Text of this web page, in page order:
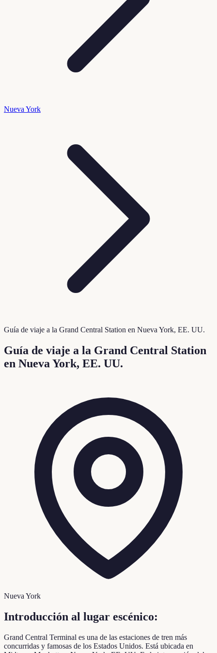
Nueva York
Guía de viaje a la Grand Central Station en Nueva York, EE. UU.
Guía de viaje a la Grand Central Station
en Nueva York, EE. UU.
Nueva York
Introducción al lugar escénico:
Grand Central Terminal es una de las estaciones de tren más
concurridas y famosas de los Estados Unidos. Está ubicada en